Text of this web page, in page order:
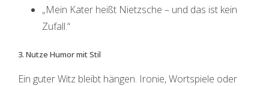
„Mein Kater heißt Nietzsche – und das ist kein
Zufall.“
3. Nutze Humor mit Stil
Ein guter Witz bleibt hängen. Ironie, Wortspiele oder